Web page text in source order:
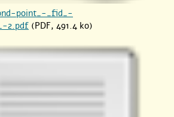
point_-_fid_-
2.pdf (PDF, 491.4 ko)